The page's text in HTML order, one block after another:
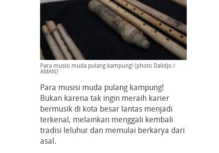
Para musisi muda pulang kampung! (photo Dalidjo /
AMAN)
Para musisi muda pulang kampung!
Bukan karena tak ingin meraih karier
bermusik di kota besar lantas menjadi
terkenal, melainkan menggali kembali
tradisi leluhur dan memulai berkarya dari
asal.